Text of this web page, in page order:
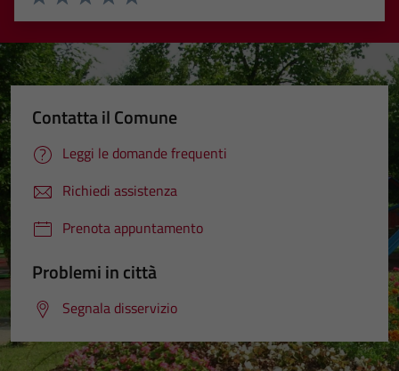
Valuta 5 stelle su 5
Valuta 4 stelle su 5
Valuta 3 stelle su 5
Valuta 2 stelle su 5
Valuta 1 stelle su 5
Contatta il Comune
Leggi le domande frequenti
Richiedi assistenza
Prenota appuntamento
Problemi in città
Segnala disservizio